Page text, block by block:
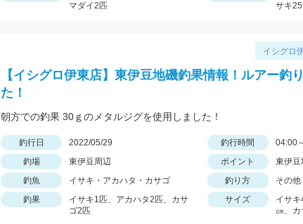
マダイ2匹
サキ
イシグロ
【イシグロ伊東店】東伊豆地磯釣果情報！ルアー釣
た！
朝方での釣果 30ｇのメタルジグを使用しました！
釣行日 2022/05/29 釣行時間
04:00
釣場
東伊豆周辺 ポイント
東伊豆
釣魚
イサキ・アカハタ・カサゴ 釣り方
その他
釣果
イサキ1匹、アカハタ2匹、カサ
ゴ2匹
サイズ
イサ
㎝、